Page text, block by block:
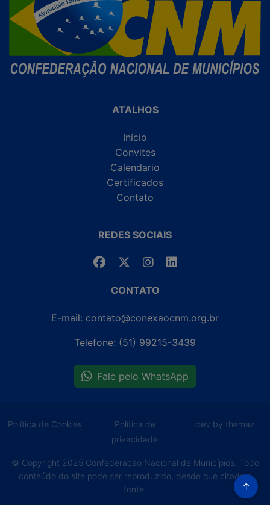
ATALHOS
Início
Convites
Calendario
Certificados
Contato
REDES SOCIAIS
CONTATO
E-mail: contato@conexaocnm.org.br
Telefone: (51) 99215-3439
Fale pelo WhatsApp
Política de Cookies
Política de
privacidade
dev by themaz
© Copyright 2025 Confederação Nacional de Municípios. Todo
conteúdo do site pode ser reproduzido, desde que citada a
fonte.
↑